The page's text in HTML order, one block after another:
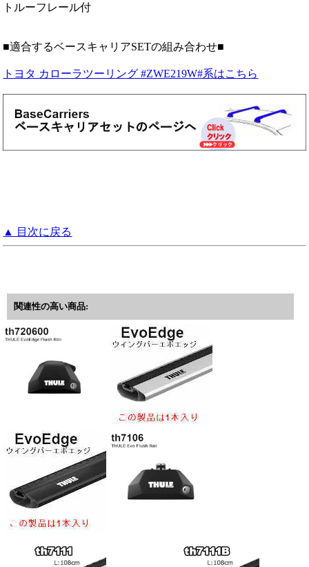
トルーフレール付
■適合するベースキャリアSETの組み合わせ■
トヨタ カローラツーリング #ZWE219W#系はこちら
▲ 目次に戻る
関連性の高い商品: